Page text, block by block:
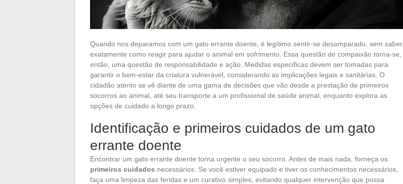
Quando nos deparamos com um gato errante doente, é legítimo sentir-se desamparado, sem saber
exatamente como reagir para ajudar o animal em sofrimento. Essa questão de compaixão torna-se,
então, uma questão de responsabilidade e ação. Medidas específicas devem ser tomadas para
garantir o bem-estar da criatura vulnerável, considerando as implicações legais e sanitárias. O
cidadão atento se vê diante de uma gama de decisões que vão desde a prestação de primeiros
socorros ao animal, até seu transporte a um profissional de saúde animal, enquanto explora as
opções de cuidado a longo prazo.
Identificação e primeiros cuidados de um gato
errante doente
Encontrar um gato errante doente torna urgente o seu socorro. Antes de mais nada, forneça os
primeiros cuidados necessários. Se você estiver equipado e tiver os conhecimentos necessários,
faça uma limpeza das feridas e um curativo simples, evitando qualquer intervenção que possa